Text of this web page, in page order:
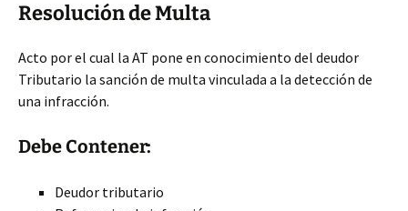
Resolución de Multa
Acto por el cual la AT pone en conocimiento del deudor
Tributario la sanción de multa vinculada a la detección de
una infracción.
Debe Contener:
Deudor tributario